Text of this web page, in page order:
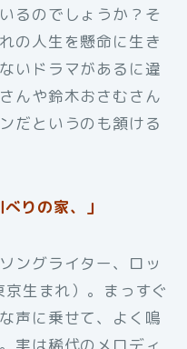
るのでしょうか？そ
の人生を懸命に生き
いドラマがあるに違
んや鈴木おさむさん
だというのも頷ける
りの家、」
ングライター、ロッ
生まれ）。まっすぐ
声に乗せて、よく鳴